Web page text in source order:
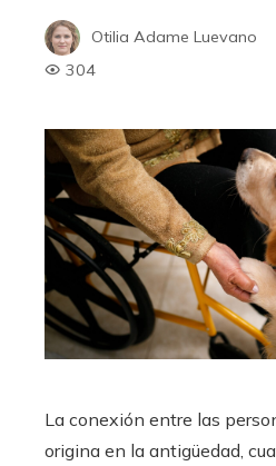
Otilia Adame Luevano
304
La conexión entre las
origina en la antigüedad,